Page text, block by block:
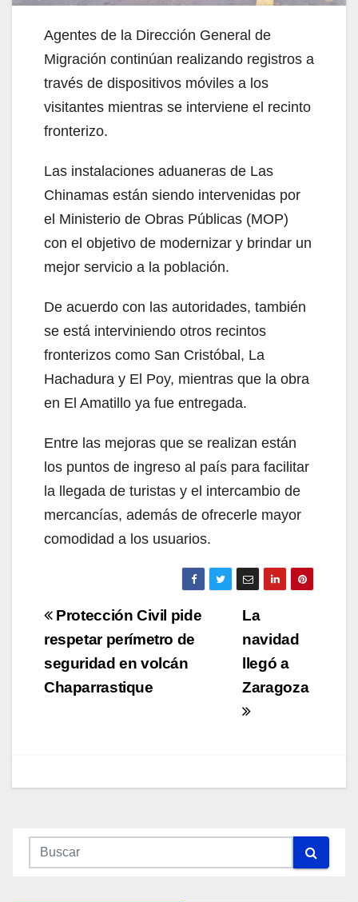
Agentes de la Dirección General de
Migración continúan realizando registros a
través de dispositivos móviles a los
visitantes mientras se interviene el recinto
fronterizo.
Las instalaciones aduaneras de Las
Chinamas están siendo intervenidas por
el Ministerio de Obras Públicas (MOP)
con el objetivo de modernizar y brindar un
mejor servicio a la población.
De acuerdo con las autoridades, también
se está interviniendo otros recintos
fronterizos como San Cristóbal, La
Hachadura y El Poy, mientras que la obra
en El Amatillo ya fue entregada.
Entre las mejoras que se realizan están
los puntos de ingreso al país para facilitar
la llegada de turistas y el intercambio de
mercancías, además de ofrecerle mayor
comodidad a los usuarios.
Navegación
de
entradas
La
navidad
llegó a
Zaragoza
Protección Civil pide
respetar perímetro de
seguridad en volcán
Chaparrastique